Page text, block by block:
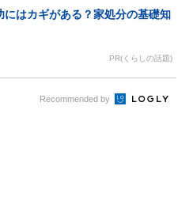
にはカギがある？家処分の基礎知
PR(くらしの話題)
Recommended by